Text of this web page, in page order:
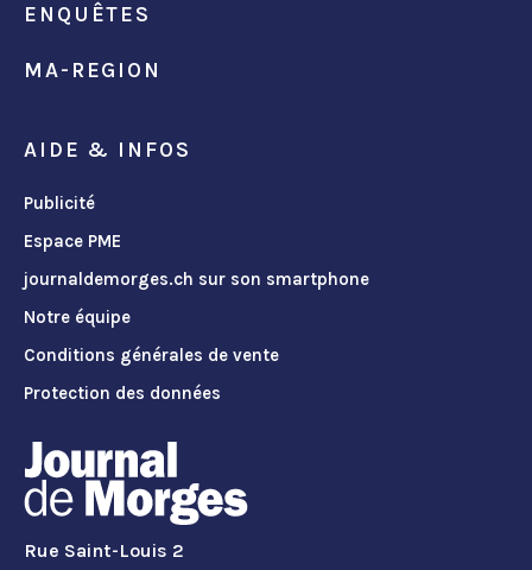
ENQUÊTES
MA-REGION
AIDE & INFOS
Publicité
Espace PME
journaldemorges.ch sur son smartphone
Notre équipe
Conditions générales de vente
Protection des données
Rue Saint-Louis 2